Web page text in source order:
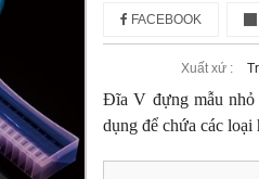
FACEBOOK
Xuất xứ :
Đĩa V đựng mẫu nhỏ
dụng để chứa các loại